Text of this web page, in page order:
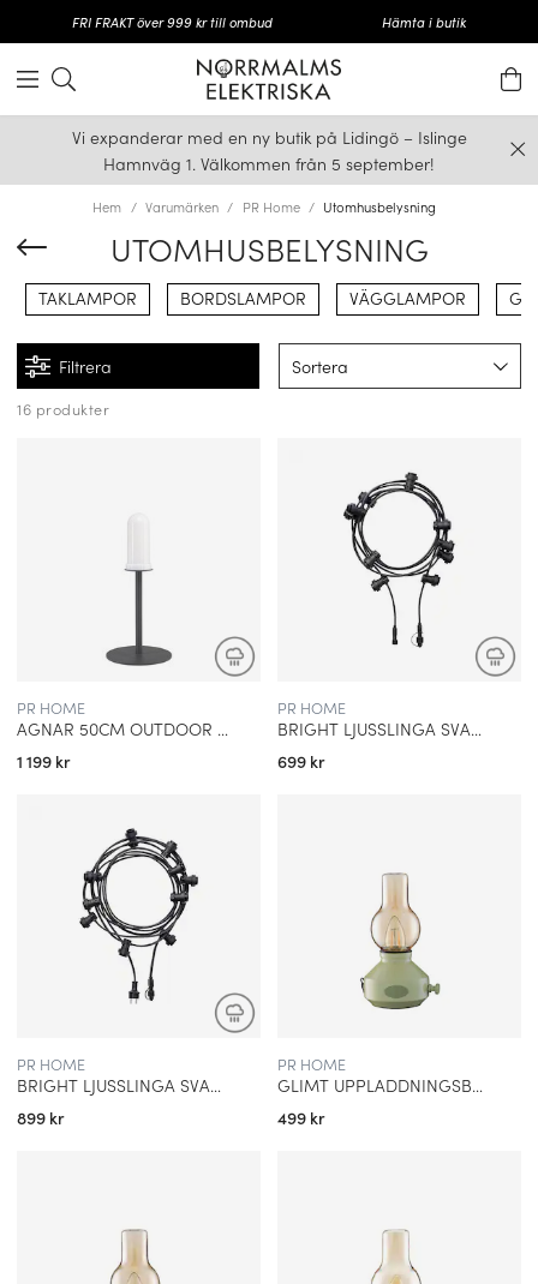
FRI FRAKT över 999 kr till ombud Hämta i butik
Vi expanderar med en ny butik på Lidingö – Islinge
Hamnväg 1. Välkommen från 5 september!
Hem Varumärken PR Home Utomhusbelysning
UTOMHUSBELYSNING
TAKLAMPOR BORDSLAMPOR VÄGGLAMPOR
Filtrera Sortera
16 produkter
PR HOME
AGNAR 50CM OUTDOOR LAMPFOT GRÅ
1 199 kr
PR HOME
BRIGHT LJUSSLINGA SVART 4,9 M UTBYGGNAD
699 kr
PR HOME
BRIGHT LJUSSLINGA SVART 7,2 M START
899 kr
PR HOME
GLIMT UPPLADDNINGSBAR BORDSLAMPA IP44 GRÖN/AMBER
499 kr